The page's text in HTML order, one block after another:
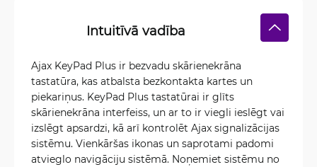
Intuitīvā vadība
Ajax KeyPad Plus ir bezvadu skārienekrāna
tastatūra, kas atbalsta bezkontakta kartes un
piekariņus. KeyPad Plus tastatūrai ir glīts
skārienekrāna interfeiss, un ar to ir viegli ieslēgt vai
izslēgt apsardzi, kā arī kontrolēt Ajax signalizācijas
sistēmu. Vienkāršas ikonas un saprotami padomi
atvieglo navigāciju sistēmā. Noņemiet sistēmu no